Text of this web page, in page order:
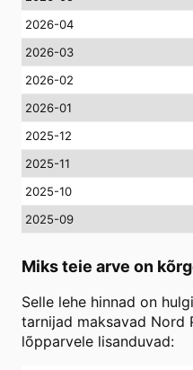
2026-04
2026-03
2026-02
2026-01
2025-12
2025-11
2025-10
2025-09
Miks teie arve on
Selle lehe hinnad on
tarnijad maksavad Nord
lõpparvele lisanduvad: